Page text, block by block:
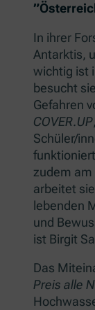
In ihrer
Antarktis,
wichtig ist
besucht
Gefahren
COVER.UP,
Schüler/
zudem am
arbeitet
lebenden
und
ist Birgit
Das
Preis alle